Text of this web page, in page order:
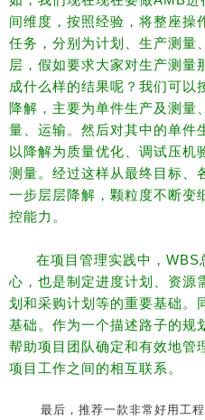
间维度，按照经验，将整座操
任务，分别为计划、生产测量
层，假如要求大家对生产测量
成什么样的结果呢？ 我们可以
降解，主要为单件生产及测量
量、运输。 然后对其中的单件
以降解为质量优化、调试压机
测量。 经过这样从最终目标、
一步层层降解，颗粒度不断变
控能力。
在项目管理实践中，WBS
心，也是制定进度计划、资源
划和采购计划等的重要基础。
基础。 作为一个描述路子的规
帮助项目团队确定和有效地管
项目工作之间的相互联系。
最后，推荐一款非常好用工程